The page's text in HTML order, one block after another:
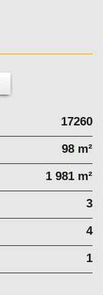
17260
98 m²
1 981 m²
3
4
1